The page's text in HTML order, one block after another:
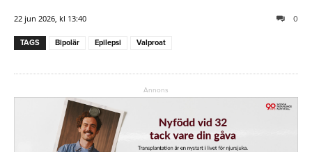
22 jun 2026, kl 13:40 0
TAGS Bipolär Epilepsi Valproat
Annons